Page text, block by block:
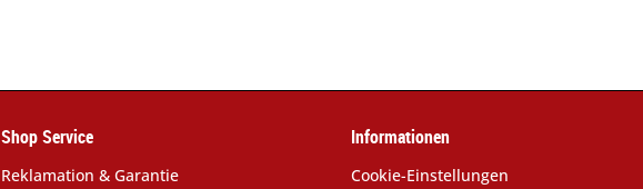
Shop Service
Reklamation & Garantie
Informationen
Cookie-Einstellungen